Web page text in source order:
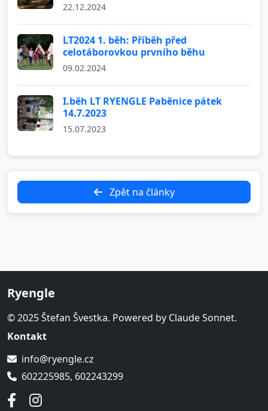
22.12.2024
LT2024 1. běh: Příběh před
celotáborovkou prvního běhu
09.02.2024
I.běh LT RYENGLE Paběnice pátek
14.7.2023
15.07.2023
Zpět na články
Ryengle
© 2025 Štefan Švestka. Powered by Claude Sonnet.
Kontakt
info@ryengle.cz
602225985, 602243299